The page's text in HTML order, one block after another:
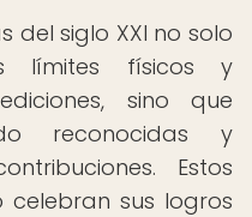
del siglo XXI no solo
límites físicos y
sino que
reconocidas y
Estos
celebran sus logros